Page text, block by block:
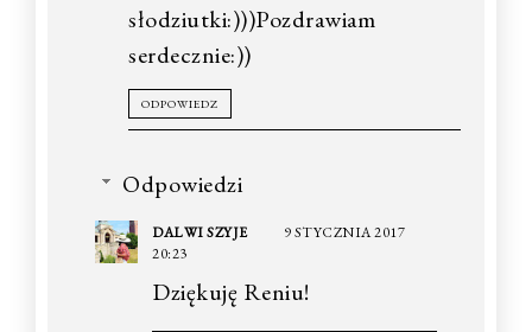
słodziutki:)))Pozdrawiam
serdecznie:))
ODPOWIEDZ
Odpowiedzi
DALWI SZYJE
9 STYCZNIA 2017
20:23
Dziękuję Reniu!